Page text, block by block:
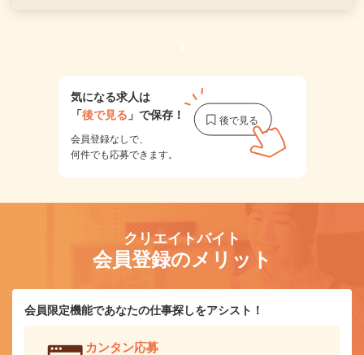
1
気になる求人は
「後で見る 」で保存！
会員登録なしで、
何件でも応募できます。
クリエイトバイト
会員登録のメリット
会員限定機能であなたの仕事探しをアシスト！
カンタン応募